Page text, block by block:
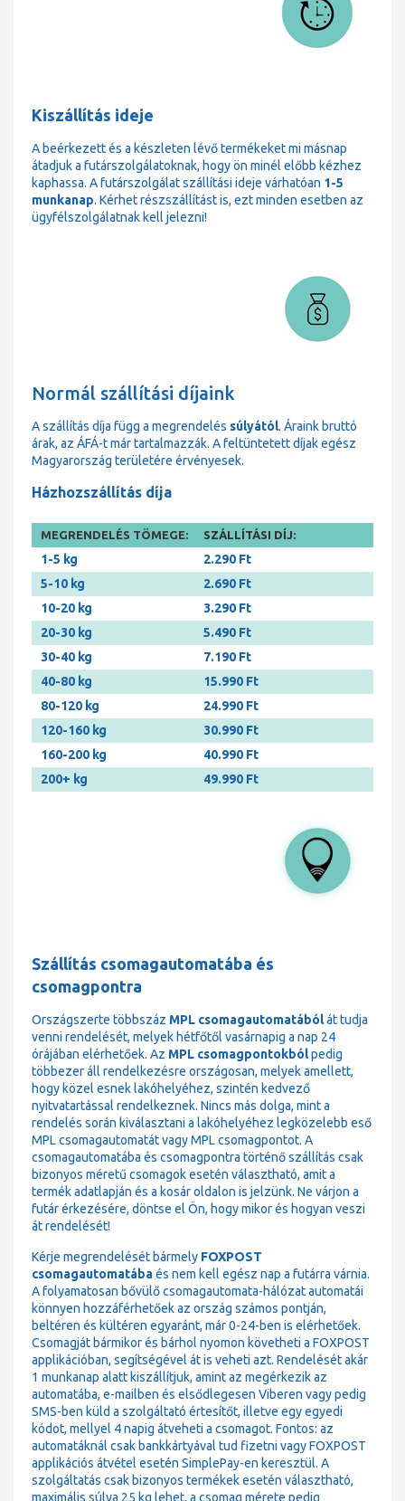
Kiszállítás ideje
A beérkezett és a készleten lévő termékeket mi másnap
átadjuk a futárszolgálatoknak, hogy ön minél előbb kézhez
kaphassa. A futárszolgálat szállítási ideje várhatóan 1-5
munkanap. Kérhet részszállítást is, ezt minden esetben az
ügyfélszolgálatnak kell jelezni!
Normál szállítási díjaink
A szállítás díja függ a megrendelés súlyától. Áraink bruttó
árak, az ÁFÁ-t már tartalmazzák. A feltüntetett díjak egész
Magyarország területére érvényesek.
Házhozszállítás díja
MEGRENDELÉS TÖMEGE: SZÁLLÍTÁSI DÍJ:
1-5 kg
2.290 Ft
5-10 kg
2.690 Ft
10-20 kg
3.290 Ft
20-30 kg
5.490 Ft
30-40 kg
7.190 Ft
40-80 kg
15.990 Ft
80-120 kg
24.990 Ft
120-160 kg
30.990 Ft
160-200 kg
40.990 Ft
200+ kg
49.990 Ft
Szállítás csomagautomatába és
csomagpontra
Országszerte többszáz MPL csomagautomatábólát tudja
venni rendelését, melyek hétfőtől vasárnapig a nap 24
órájában elérhetőek. Az MPL csomagpontokbólpedig
többezer áll rendelkezésre országosan, melyek amellett,
hogy közel esnek lakóhelyéhez, szintén kedvező
nyitvatartással rendelkeznek. Nincs más dolga, mint a
rendelés során kiválasztani a lakóhelyéhez legközelebb eső
MPL csomagautomatát vagy MPL csomagpontot. A
csomagautomatába és csomagpontra történő szállítás csak
bizonyos méretű csomagok esetén választható, amit a
termék adatlapján és a kosár oldalon is jelzünk. Ne várjon a
futár érkezésére, döntse el Ön, hogy mikor és hogyan veszi
át rendelését!
Kérje megrendelését bármely FOXPOST
csomagautomatábaés nem kell egész nap a futárra várnia.
A folyamatosan bővülő csomagautomata-hálózat automatái
könnyen hozzáférhetőek az ország számos pontján,
beltéren és kültéren egyaránt, már 0-24-ben is elérhetőek.
Csomagját bármikor és bárhol nyomon követheti a FOXPOST
applikációban, segítségével át is veheti azt. Rendelését akár
1 munkanap alatt kiszállítjuk, amint az megérkezik az
automatába, e-mailben és elsődlegesen Viberen vagy pedig
SMS-ben küld a szolgáltató értesítőt, illetve egy egyedi
kódot, mellyel 4 napig átveheti a csomagot. Fontos: az
automatáknál csak bankkártyával tud fizetni vagy FOXPOST
applikációs átvétel esetén SimplePay-en keresztül. A
szolgáltatás csak bizonyos termékek esetén választható,
maximális súlya 25 kg lehet, a csomag mérete pedig